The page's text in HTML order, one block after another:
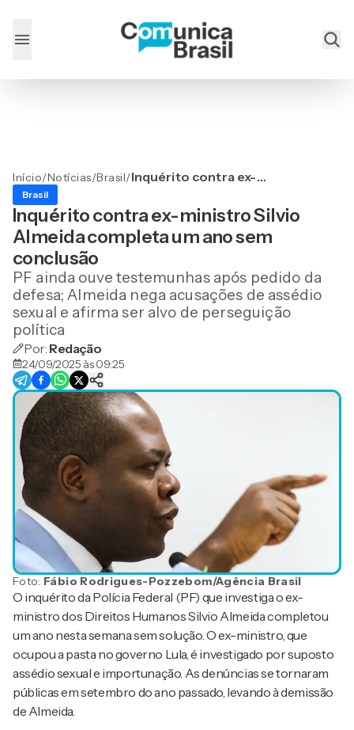
Início/Notícias/Brasil/Inquérito contra ex-
completa um ano sem
conclusão
Brasil
Inquérito contra ex-ministro Silvio
Almeida completa um ano sem
conclusão
PF ainda ouve testemunhas após pedido da
defesa; Almeida nega acusações de assédio
sexual e afirma ser alvo de perseguição
política
Por: Redação
24/09/2025 às 09:25
Foto: Fábio Rodrigues-Pozzebom/Agência Brasil
O inquérito da Polícia Federal (PF) que investiga o ex-
ministro dos Direitos Humanos Silvio Almeida completou
um ano nesta semana sem solução. O ex-ministro, que
ocupou a pasta no governo Lula, é investigado por suposto
assédio sexual e importunação. As denúncias se tornaram
públicas em setembro do ano passado, levando à demissão
de Almeida.